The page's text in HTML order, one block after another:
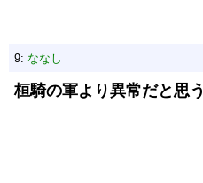
9: ななし
桓騎の軍より異常だと思う